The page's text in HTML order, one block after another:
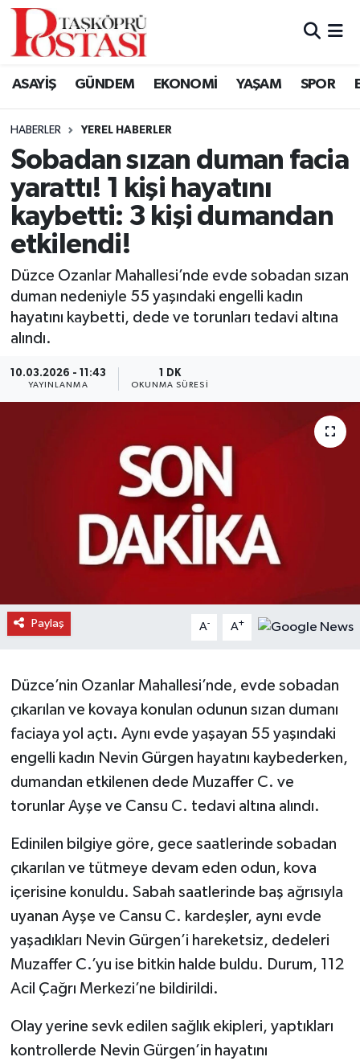
ASAYİŞ GÜNDEM EKONOMİ YAŞAM SPOR
HABERLER YEREL HABERLER
Sobadan sızan duman facia
yarattı! 1 kişi hayatını
kaybetti: 3 kişi dumandan
etkilendi!
Düzce Ozanlar Mahallesi’nde evde sobadan sızan
duman nedeniyle 55 yaşındaki engelli kadın
hayatını kaybetti, dede ve torunları tedavi altına
alındı.
10.03.2026 - 11:43
YAYINLANMA
1 DK
OKUNMA SÜRESI
Paylaş A- A+
Düzce’nin Ozanlar Mahallesi’nde, evde sobadan
çıkarılan ve kovaya konulan odunun sızan dumanı
faciaya yol açtı. Aynı evde yaşayan 55 yaşındaki
engelli kadın Nevin Gürgen hayatını kaybederken,
dumandan etkilenen dede Muzaffer C. ve
torunlar Ayşe ve Cansu C. tedavi altına alındı.
Edinilen bilgiye göre, gece saatlerinde sobadan
çıkarılan ve tütmeye devam eden odun, kova
içerisine konuldu. Sabah saatlerinde baş ağrısıyla
uyanan Ayşe ve Cansu C. kardeşler, aynı evde
yaşadıkları Nevin Gürgen’i hareketsiz, dedeleri
Muzaffer C.’yu ise bitkin halde buldu. Durum, 112
Acil Çağrı Merkezi’ne bildirildi.
Olay yerine sevk edilen sağlık ekipleri, yaptıkları
kontrollerde Nevin Gürgen’in hayatını
Kastamonu Vefat Edenler
Araç Haberleri
Azdavay Haberleri
Çatalzeytin Haberleri
Cide Haberleri
Daday Haberleri
Doğanyurt Haberleri
Hanönü Haberleri
İhsangazi Haberleri
Küre Haberleri
Pınarbaşı Haberleri
Şenpazar Haberleri
Seydiler Haberleri
Taşköprü Haberleri
Tosya Haberleri
Karadeniz Haberleri
Ulusal Haberler
Siyaset Haberleri